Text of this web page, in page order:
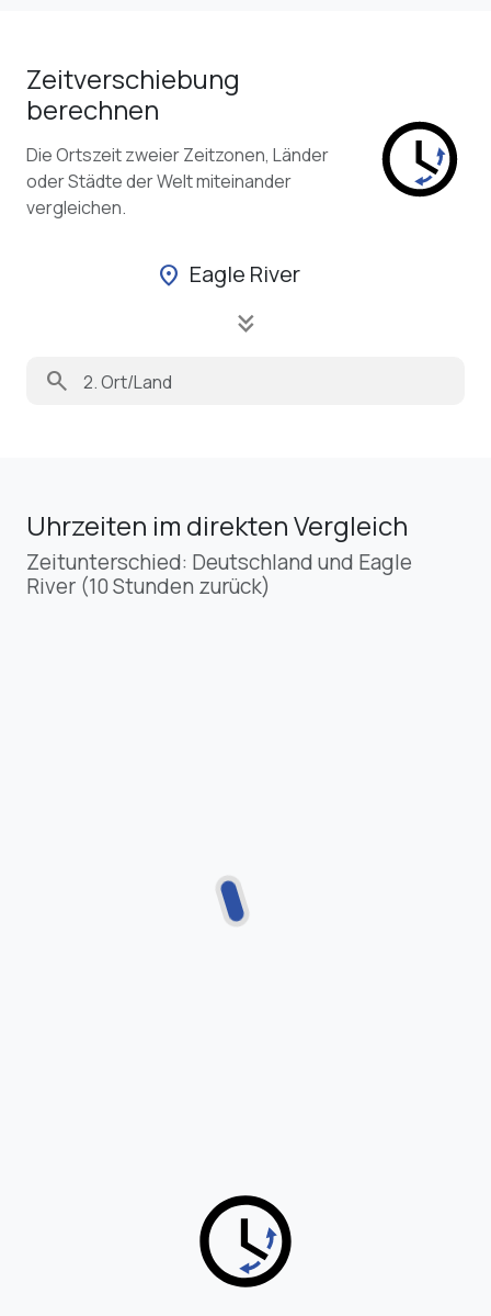
Zeitverschiebung
berechnen
Die Ortszeit zweier Zeitzonen, Länder
oder Städte der Welt miteinander
vergleichen.
location_on Eagle River
keyboard_double_arrow_down
search
Uhrzeiten im direkten Vergleich
Zeitunterschied: Deutschland und Eagle
River (10 Stunden zurück)